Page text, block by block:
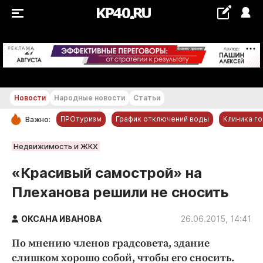
РЕКЛАМА +17...+18 °С
РУБРИКИ
Статьи
Народные новости
Благоустройство
Новости Народные новости Статьи
Важно: ПРОтуризм График отключений воды Клиника
Недвижимость и ЖКХ
«Красивый самострой» на
Плеханова решили не сносить
ОКСАНА ИВАНОВА 26.06.2015, 14:41
По мнению членов градсовета, здание
слишком хорошо собой, чтобы его сносить.